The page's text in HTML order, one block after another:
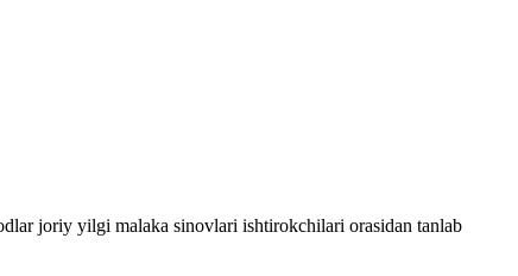
joriy yilgi malaka sinovlari ishtirokchilari orasidan tanlab